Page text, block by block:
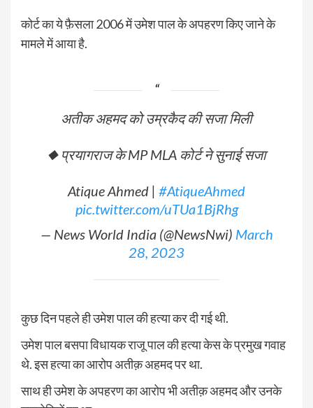
कोर्ट का ये फ़ैसला 2006 में उमेश पाल के अपहरण किए जाने के
मामले में आया है.
अतीक अहमद को उम्रकैद की सजा मिली
◆ प्रयागराज के MP MLA कोर्ट ने सुनाई सजा
Atique Ahmed | #AtiqueAhmed
pic.twitter.com/uTUa1BjRhg
— News World India (@NewsNwi) March
28, 2023
कुछ दिन पहले ही उमेश पाल की हत्या कर दी गई थी.
उमेश पाल बसपा विधायक राजू पाल की हत्या केस के प्रमुख गवाह
थे. इस हत्या का आरोप अतीक़ अहमद पर था.
साथ ही उमेश के अपहरण का आरोप भी अतीक़ अहमद और उनके